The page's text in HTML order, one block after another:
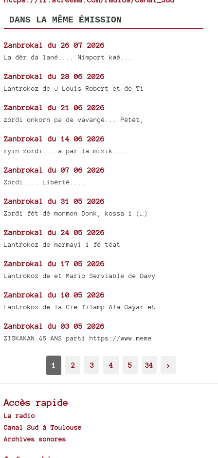
DANS LA MÊME ÉMISSION
Zanbrokal du 26 07 2026
La dèr da lané.... Nimport kwé...
Zanbrokal du 28 06 2026
Lantrokoz de J Louis Robert et de Ti
Zanbrokal du 21 06 2026
zordi onkorn pa de vavangé... Pétèt,
Zanbrokal du 14 06 2026
ryin zordi... a par la mizik....
Zanbrokal du 07 06 2026
Zordi.... Libérté....
Zanbrokal du 31 05 2026
Zordi fèt dé monmon Donk, kossa i (…)
Zanbrokal du 24 05 2026
Lantrokoz de marmayi i fé téat
Zanbrokal du 17 05 2026
Lantrokoz de et Mario Serviable de Davy
Zanbrokal du 10 05 2026
Lantrokoz de la Cie Tilamp Ala Gayar et
Zanbrokal du 03 05 2026
ZISKAKAN 45 ANS parti https://www.meme
1 2 3 4 5 34 >
Accès rapide
La radio
Canal Sud à Toulouse
Archives sonores